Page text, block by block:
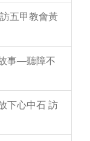
五甲教會黃
事—聽障不
下心中石 訪